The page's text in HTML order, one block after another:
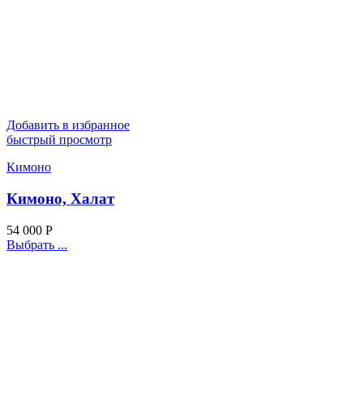
Добавить в избранное
быстрый просмотр
Кимоно
Кимоно, Халат
54 000 Р
Выбрать ...